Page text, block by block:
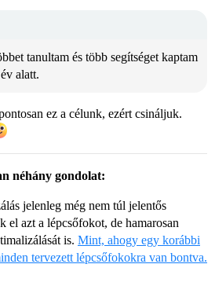
tanultam és több segítséget kaptam
alatt.
ez a célunk, ezért csináljuk.
néhány gondolat:
jelenleg még nem túl jelentős
el azt a lépcsőfokot, de hamarosan
is. Mint, ahogy egy korábbi
tervezett lépcsőfokokra van bontva.